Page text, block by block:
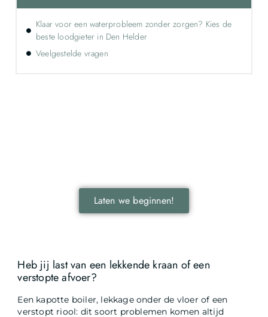
Heb jij last van een lekkende kraan of een
verstopte afvoer?
Een kapotte boiler, lekkage onder de vloer of een
verstopt riool: dit soort problemen komen altijd
Klaar voor een waterprobleem zonder zorgen? Kies de
beste loodgieter in Den Helder
Veelgestelde vragen
Laten we beginnen!